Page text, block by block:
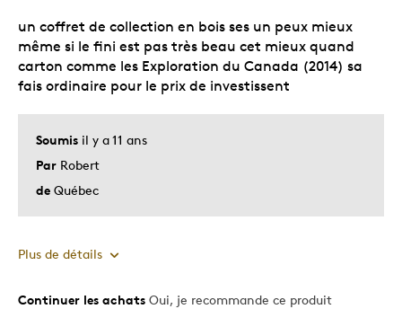
Soumis il y a 11 ans
Par Robert
de Québec
un coffret de collection en bois ses un peux mieux
même si le fini est pas très beau cet mieux quand
carton comme les Exploration du Canada (2014) sa
fais ordinaire pour le prix de investissent
Plus de détails
Le pour
Continuer les achats Oui, je recommande ce produit